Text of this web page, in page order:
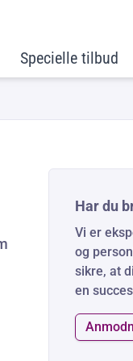
Specielle tilbud
Har du
Vi er
og
sikre, at
en